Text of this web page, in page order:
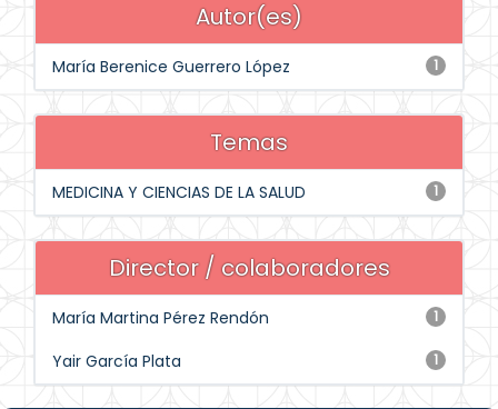
Autor(es)
1
María Berenice Guerrero López
Temas
1
MEDICINA Y CIENCIAS DE LA SALUD
Director / colaboradores
1
María Martina Pérez Rendón
1
Yair García Plata